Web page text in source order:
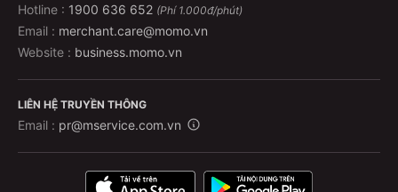
Hotline : 1900 636 652 (Phí 1.000đ/phút)
Email : merchant.care@momo.vn
Website : business.momo.vn
LIÊN HỆ TRUYỀN THÔNG
Email : pr@mservice.com.vn